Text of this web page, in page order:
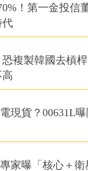
！第一金投信
代
複製韓國去槓
高
現貨？00631L
家曝「核心＋